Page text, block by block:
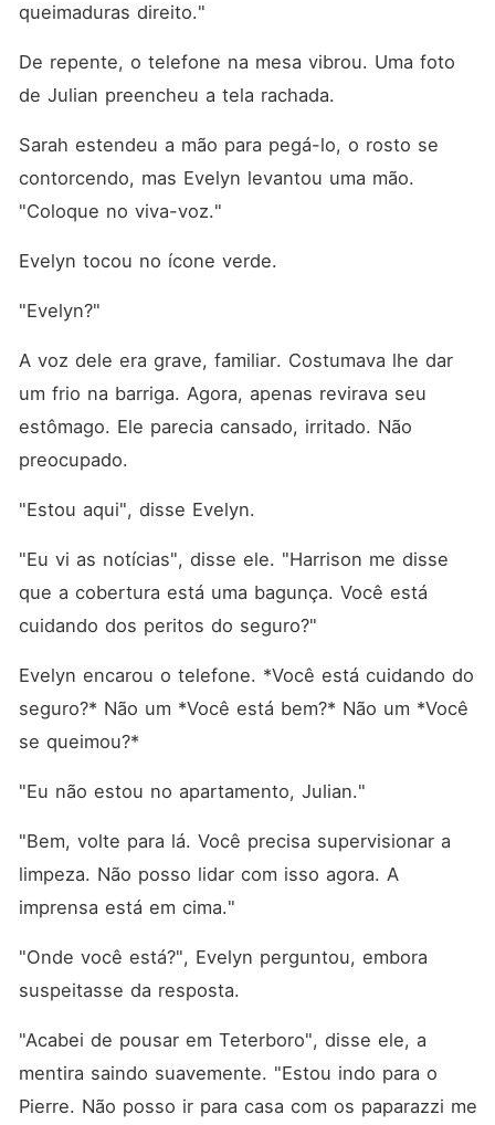
queimaduras direito."
De repente, o telefone na mesa vibrou. Uma foto
de Julian preencheu a tela rachada.
Sarah estendeu a mão para pegá-lo, o rosto se
contorcendo, mas Evelyn levantou uma mão.
"Coloque no viva-voz."
Evelyn tocou no ícone verde.
"Evelyn?"
A voz dele era grave, familiar. Costumava lhe dar
um frio na barriga. Agora, apenas revirava seu
estômago. Ele parecia cansado, irritado. Não
preocupado.
"Estou aqui", disse Evelyn.
"Eu vi as notícias", disse ele. "Harrison me disse
que a cobertura está uma bagunça. Você está
cuidando dos peritos do seguro?"
Evelyn encarou o telefone. *Você está cuidando do
seguro?* Não um *Você está bem?* Não um *Você
se queimou?*
"Eu não estou no apartamento, Julian."
"Bem, volte para lá. Você precisa supervisionar a
limpeza. Não posso lidar com isso agora. A
imprensa está em cima."
"Onde você está?", Evelyn perguntou, embora
suspeitasse da resposta.
"Acabei de pousar em Teterboro", disse ele, a
mentira saindo suavemente. "Estou indo para o
Pierre. Não posso ir para casa com os paparazzi me